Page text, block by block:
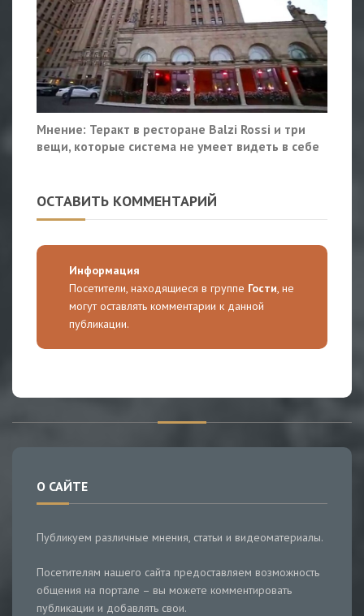
Мнение: Теракт в ресторане Balzi Rossi и три
вещи, которые система не умеет видеть в себе
ОСТАВИТЬ КОММЕНТАРИЙ
Информация
Посетители, находящиеся в группе Гости, не
могут оставлять комментарии к данной
публикации.
О САЙТЕ
Публикуем различные мнения, статьи и видеоматериалы.
Посетителям нашего сайта предоставляем возможность
общения на портале – вы можете комментировать
публикации и добавлять свои.